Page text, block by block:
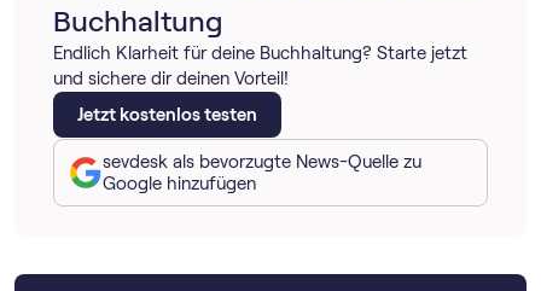
Buchhaltung
Endlich Klarheit für deine Buchhaltung? Starte jetzt
und sichere dir deinen Vorteil!
Jetzt kostenlos testen
sevdesk als bevorzugte News-Quelle zu
Google hinzufügen